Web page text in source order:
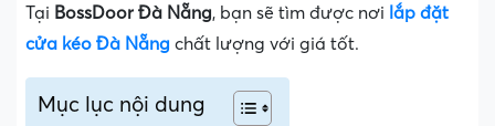
Tại BossDoor Đà Nẵng, bạn sẽ tìm được nơi lắp đặt
cửa kéo Đà Nẵng chất lượng với giá tốt.
Mục lục nội dung